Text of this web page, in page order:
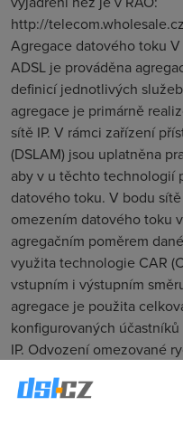
http://
Agregace datového toku
ADSL je prováděna
definicí jednotlivých
agregace je primárně
sítě IP. V rámci zařízení
(DSLAM) jsou uplatněna
aby v u těchto technologií
datového toku. V bodu
omezením datového toku
agregačním poměrem
využita technologie CAR
vstupním i výstupním
agregace je použita
konfigurovaných
IP. Odvození omezované
koncových účastníků